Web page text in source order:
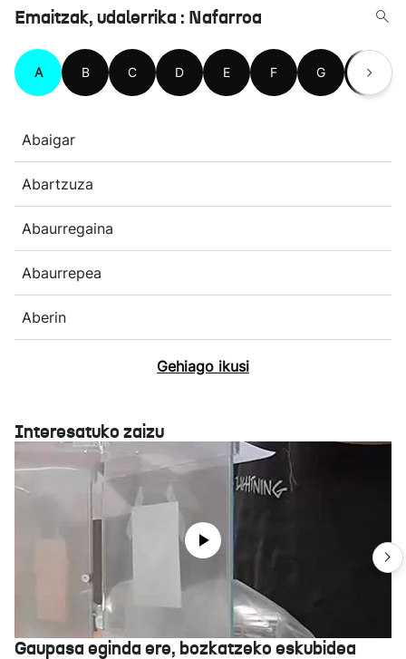
Emaitzak, udalerrika : Nafarroa
A B C D E F G H
Abaigar
Abartzuza
Abaurregaina
Abaurrepea
Aberin
Gehiago ikusi
Interesatuko zaizu
Gaupasa eginda ere, bozkatzeko eskubidea